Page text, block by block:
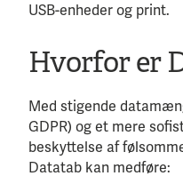
USB-enheder og print.
Hvorfor er
Med stigende
GDPR) og et mere
beskyttelse af
Datatab kan medføre: